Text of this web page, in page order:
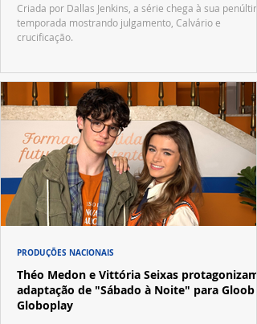
Criada por Dallas Jenkins, a série chega à sua
temporada mostrando julgamento, Calvário e
crucificação.
Théo Medon e Vittória Seixas protagonizam
adaptação de "Sábado à Noite" para Gloob e
Globoplay
PRODUÇÕES NACIONAIS